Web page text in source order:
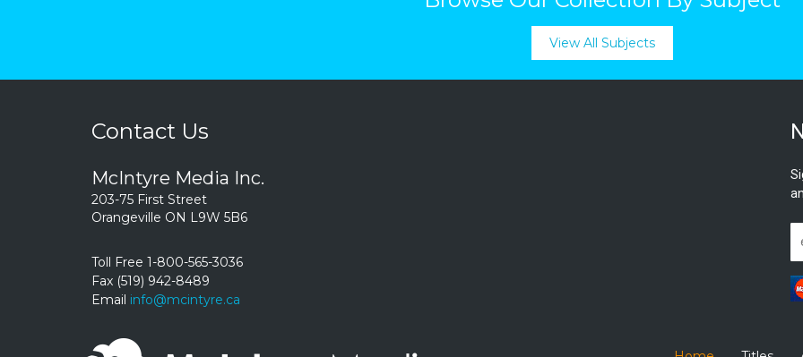
View All Subjects
Contact Us
McIntyre Media Inc.
203-75 First Street
Orangeville ON L9W 5B6
Toll Free 1-800-565-3036
Fax (519) 942-8489
Email info@mcintyre.ca